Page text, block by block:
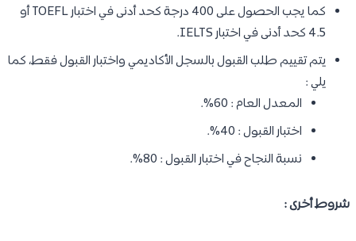
كما يجب الحصول على 400 درجة كحد أدنى في اختبار TOEFL أو
4.5 كحد أدنى في اختبار IELTS.
يتم تقييم طلب القبول بالسجل الأكاديمي واختبار القبول فقط، كما
يلي :
المعدل العام : 60%.
اختبار القبول : 40%.
نسبة النجاح في اختبار القبول : 80%.
شروط أخرى :